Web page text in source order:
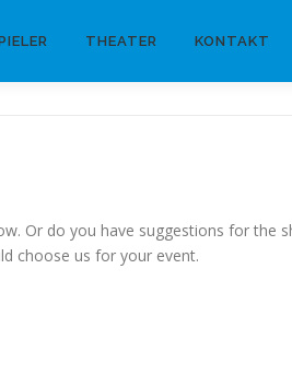
THEATER KONTAKT
Or do you have suggestions for the
choose us for your event.